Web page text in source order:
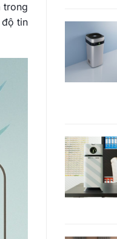
trong
tin